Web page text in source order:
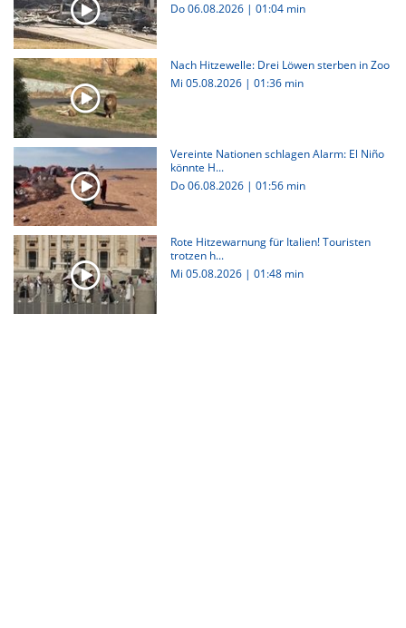
Do 06.08.2026 | 01:04 min
Nach Hitzewelle: Drei Löwen sterben in Zoo
Mi 05.08.2026 | 01:36 min
Vereinte Nationen schlagen Alarm: El Niño
könnte H...
Do 06.08.2026 | 01:56 min
Rote Hitzewarnung für Italien! Touristen
trotzen h...
Mi 05.08.2026 | 01:48 min